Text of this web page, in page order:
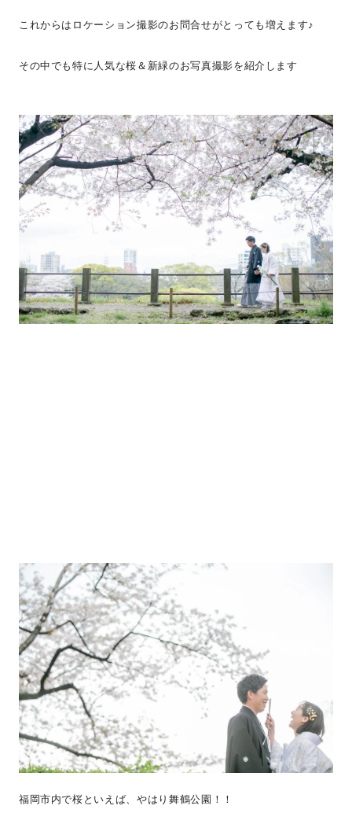
これからはロケーション撮影のお問合せがとっても増えます♪
その中でも特に人気な桜＆新緑のお写真撮影を紹介します
福岡市内で桜といえば、やはり舞鶴公園！！